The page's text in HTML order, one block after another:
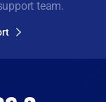
team.